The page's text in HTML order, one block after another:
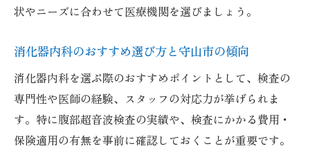
状やニーズに合わせて医療機関を選びましょう。
消化器内科のおすすめ選び方と守山市の傾向
消化器内科を選ぶ際のおすすめポイントとして、検査の
専門性や医師の経験、スタッフの対応力が挙げられま
す。特に腹部超音波検査の実績や、検査にかかる費用・
保険適用の有無を事前に確認しておくことが重要です。